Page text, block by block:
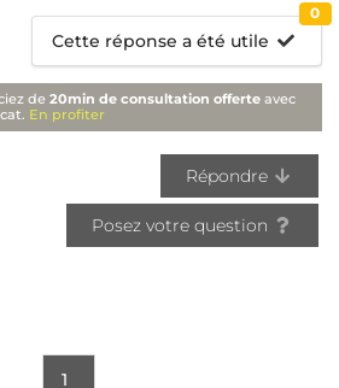
Cette réponse a été utile
0
de20min de consultation offerte avec
En profiter
Répondre
Posez votre question
1